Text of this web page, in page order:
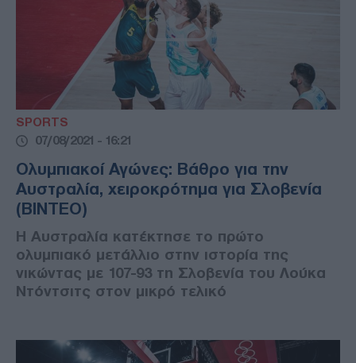
SPORTS
07/08/2021 - 16:21
Ολυμπιακοί Αγώνες: Βάθρο για την
Αυστραλία, χειροκρότημα για Σλοβενία
(ΒΙΝΤΕΟ)
Η Αυστραλία κατέκτησε το πρώτο
ολυμπιακό μετάλλιο στην ιστορία της
νικώντας με 107-93 τη Σλοβενία του Λούκα
Ντόντσιτς στον μικρό τελικό